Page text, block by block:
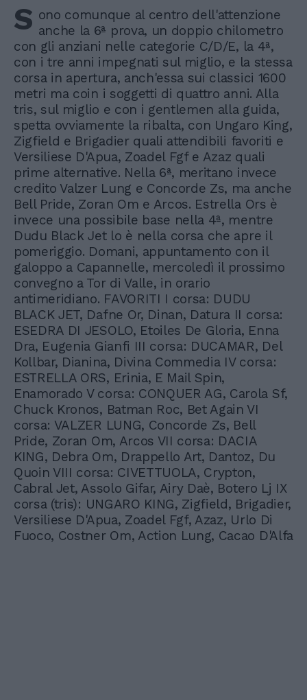
S ono comunque al centro dell'attenzione
anche la 6ª prova, un doppio chilometro
con gli anziani nelle categorie C/D/E, la 4ª,
con i tre anni impegnati sul miglio, e la stessa
corsa in apertura, anch'essa sui classici 1600
metri ma coin i soggetti di quattro anni. Alla
tris, sul miglio e con i gentlemen alla guida,
spetta ovviamente la ribalta, con Ungaro King,
Zigfield e Brigadier quali attendibili favoriti e
Versiliese D'Apua, Zoadel Fgf e Azaz quali
prime alternative. Nella 6ª, meritano invece
credito Valzer Lung e Concorde Zs, ma anche
Bell Pride, Zoran Om e Arcos. Estrella Ors è
invece una possibile base nella 4ª, mentre
Dudu Black Jet lo è nella corsa che apre il
pomeriggio. Domani, appuntamento con il
galoppo a Capannelle, mercoledì il prossimo
convegno a Tor di Valle, in orario
antimeridiano. FAVORITI I corsa: DUDU
BLACK JET, Dafne Or, Dinan, Datura II corsa:
ESEDRA DI JESOLO, Etoiles De Gloria, Enna
Dra, Eugenia Gianfi III corsa: DUCAMAR, Del
Kollbar, Dianina, Divina Commedia IV corsa:
ESTRELLA ORS, Erinia, E Mail Spin,
Enamorado V corsa: CONQUER AG, Carola Sf,
Chuck Kronos, Batman Roc, Bet Again VI
corsa: VALZER LUNG, Concorde Zs, Bell
Pride, Zoran Om, Arcos VII corsa: DACIA
KING, Debra Om, Drappello Art, Dantoz, Du
Quoin VIII corsa: CIVETTUOLA, Crypton,
Cabral Jet, Assolo Gifar, Airy Daè, Botero Lj IX
corsa (tris): UNGARO KING, Zigfield, Brigadier,
Versiliese D'Apua, Zoadel Fgf, Azaz, Urlo Di
Fuoco, Costner Om, Action Lung, Cacao D'Alfa